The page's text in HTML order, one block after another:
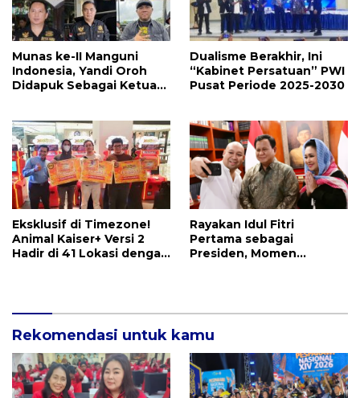
Munas ke-II Manguni
Indonesia, Yandi Oroh
Didapuk Sebagai Ketua
Dualisme Berakhir, Ini
“Kabinet Persatuan” PWI
Pusat Periode 2025-2030
Eksklusif di Timezone!
Animal Kaiser+ Versi 2
Hadir di 41 Lokasi dengan
Rayakan Idul Fitri
Pertama sebagai
Presiden, Momen
Rekomendasi untuk kamu